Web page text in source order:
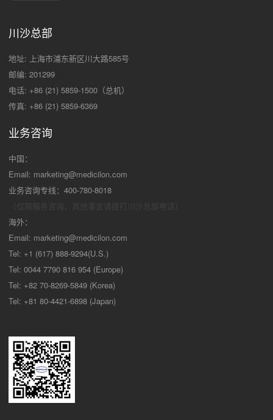
川沙总部
地址: 上海市浦东新区川大路585号
邮编: 201299
电话: +86 (21) 5859-1500（总机）
传真: +86 (21) 5859-6369
业务咨询
中国：
Email: marketing@medicilon.com
业务咨询专线：400-780-8018
海外：
Email: marketing@medicilon.com
Tel: +1 (617) 888-9294(U.S.)
Tel: 0044 7790 816 954 (Europe)
Tel: +82 70-8269-5849 (Korea)
Tel: +81 80-4421-6898 (Japan)